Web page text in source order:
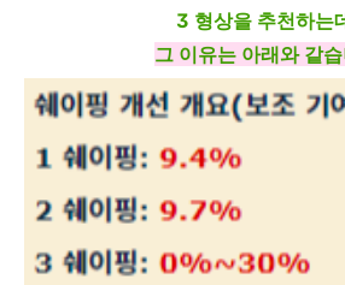
3 형상을 추천하는
그 이유는 아래와 같